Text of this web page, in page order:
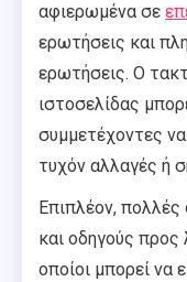
αφιερωμένα σε
ερωτήσεις και
ερωτήσεις. Ο
ιστοσελίδας
συμμετέχοντες
τυχόν αλλαγές ή
Επιπλέον,
και οδηγούς προς
οποίοι μπορεί να